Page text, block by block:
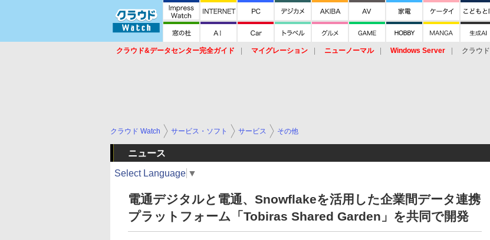
クラウド&データセンター完全ガイド マイグレーション ニューノーマル Windows Server クラウド
クラウド Watch サービス・ソフト サービス その他
ニュース
Select Language ▼
電通デジタルと電通、Snowflakeを活用した企業間データ連携
プラットフォーム「Tobiras Shared Garden」を共同で開発